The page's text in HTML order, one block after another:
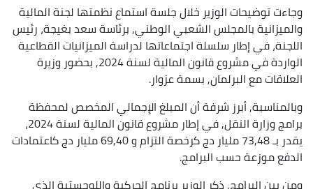
وجاءت توضيحات الوزير خلال جلسة استماع نظمتها لجنة المالية
والميزانية بالمجلس الشعبي الوطني, برئاسة سعد بغيجة، رئيس
اللجنة، في إطار سلسلة اجتماعاتها لدراسة الميزانيات القطاعية
الواردة في مشروع قانون المالية لسنة
2024, بحضور وزيرة
العلاقات مع البرلمان, بسمة عزوار.
وبالمناسبة, أبرز شرفة أن المبلغ الإجمالي المخصص لمحفظة
برامج وزارة النقل, في إطار مشروع قانون المالية لسنة 2024،
يقدر بـ 73,48 مليار دج كرخصة التزام و 69,40 مليار دج كاعتمادات
الدفع موزعة حسب البرامج.
ومن بين البرامج, ذكر الوزير برنامج الحركية واللوجستية الذي